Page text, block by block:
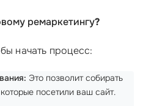
ремаркетингу?
начать процесс:
Это позволит собирать
посетили ваш сайт.